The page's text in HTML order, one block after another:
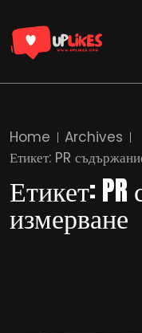
Home
Archives
Етикет: PR
Етикет:
измерване